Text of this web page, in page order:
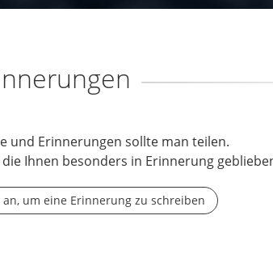
und Erinnerungen sollte man teilen.
Ihnen besonders in Erinnerung
um eine Erinnerung zu schreiben